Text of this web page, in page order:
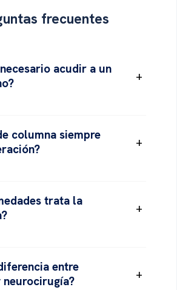
frecuentes
acudir a un
+
columna siempre
+
trata la
+
entre
+